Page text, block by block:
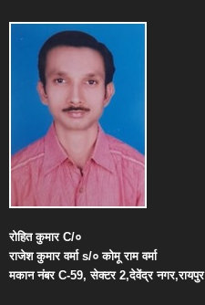
रोहित कुमारC/०
राजेश कुमार वर्माs/० कोमू राम वर्मा
मकान नंबरC-59,सेक्टर2,देवेंद्र नगर,रायपुर